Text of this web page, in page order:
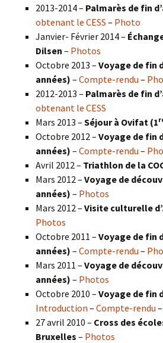
2013-2014 – Palmarès de fin
obtenant le CESS – Photo
Janvier- Février 2014 –
Dilsen – Photos
Octobre 2013 – Voyage de fin
années) – Compte-rendu –
2012-2013 – Palmarès de fin
obtenant le CESS
Mars 2013 – Séjour à Ovifat (1
Octobre 2012 – Voyage de fin
années) – Compte-rendu –
Avril 2012 – Triathlon de la
Mars 2012 – Voyage de
années) – Photos
Mars 2012 – Visite culturelle
Photos
Octobre 2011 – Voyage de fin
années) – Compte-rendu –
Mars 2011 – Voyage de
années) – Photos
Octobre 2010 – Voyage de fin
Introduction – Compte-rendu –
27 avril 2010 – Cross des
Bruxelles – Photos